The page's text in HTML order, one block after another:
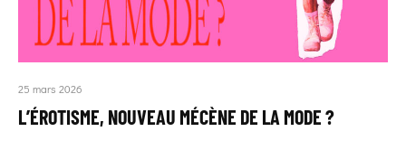
25 mars 2026
L’ÉROTISME, NOUVEAU MÉCÈNE DE LA MODE ?